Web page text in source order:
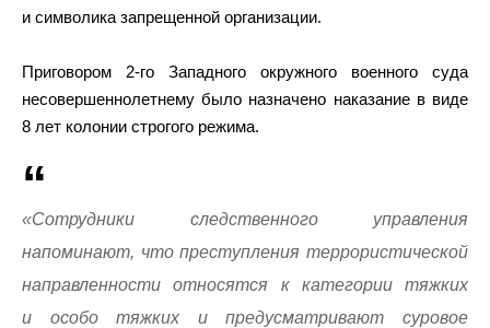
и символика запрещенной организации.
Приговором 2-го Западного окружного военного суда
несовершеннолетнему было назначено наказание в виде
8 лет колонии строгого режима.
«Сотрудники следственного управления
напоминают, что преступления террористической
направленности относятся к категории тяжких
и особо тяжких и предусматривают суровое